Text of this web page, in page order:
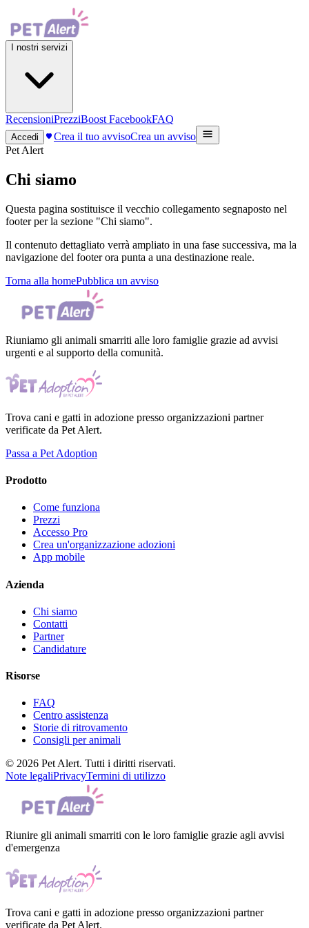
I nostri servizi
RecensioniPrezziBoost FacebookFAQ
Accedi Crea il tuo avvisoCrea un avviso
Pet Alert
Chi siamo
Questa pagina sostituisce il vecchio collegamento segnaposto nel
footer per la sezione "Chi siamo".
Il contenuto dettagliato verrà ampliato in una fase successiva, ma la
navigazione del footer ora punta a una destinazione reale.
Torna alla homePubblica un avviso
Riuniamo gli animali smarriti alle loro famiglie grazie ad avvisi
urgenti e al supporto della comunità.
Trova cani e gatti in adozione presso organizzazioni partner
verificate da Pet Alert.
Passa a Pet Adoption
Prodotto
Come funziona
Prezzi
Accesso Pro
Crea un'organizzazione adozioni
App mobile
Azienda
Chi siamo
Contatti
Partner
Candidature
Risorse
FAQ
Centro assistenza
Storie di ritrovamento
Consigli per animali
© 2026 Pet Alert. Tutti i diritti riservati.
Note legaliPrivacyTermini di utilizzo
Riunire gli animali smarriti con le loro famiglie grazie agli avvisi
d'emergenza
Trova cani e gatti in adozione presso organizzazioni partner
verificate da Pet Alert.